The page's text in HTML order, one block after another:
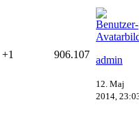
+1 906.107 admin
12. Maj
2014,